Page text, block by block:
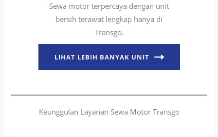
Sewa motor terpercaya dengan unit
bersih terawat lengkap hanya di
Transgo.
LIHAT LEBIH BANYAK UNIT
Keunggulan Layanan Sewa Motor Transgo